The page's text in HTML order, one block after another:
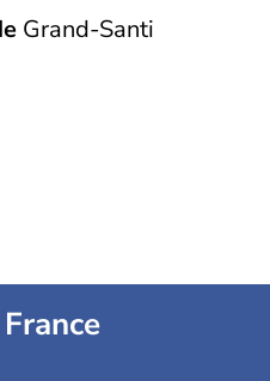
Grand-Santi